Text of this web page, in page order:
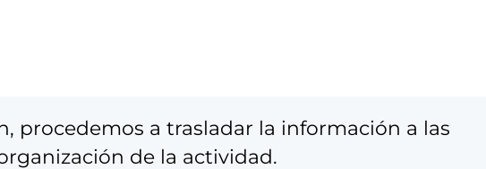
procedemos a trasladar la información a las
de la actividad.